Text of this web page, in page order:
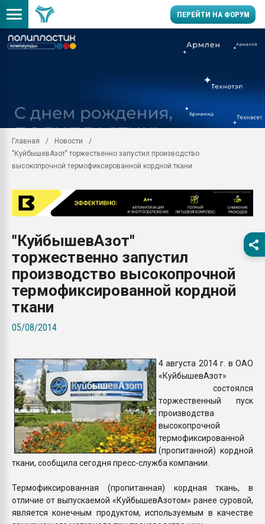
ПЕРЕЙТИ НА ФОРУМ
заводу пластмасс"
Вакуум-формовочные
28.07.2026
первый план в
28.07.2026
ситуацией на
Всё, что касается
бутылок
Главная
Новости
"КуйбышевАзот" торжественно запустил производство
высокопрочной термофиксированной кордной ткани
"КуйбышевАзот"
торжественно запустил
производство высокопрочной
термофиксированной кордной
ткани
05/08/2014
4 августа 2014 г. в ОАО
«КуйбышевАзот»
состоялся
торжественный пуск
производства
высокопрочной
термофиксированной
(пропитанной) кордной
ткани, сообщила сегодня пресс-служба компании.
Термофиксированная (пропитанная) кордная ткань, в
отличие от выпускаемой «КуйбышевАзотом» ранее суровой,
является конечным продуктом, используемым в качестве